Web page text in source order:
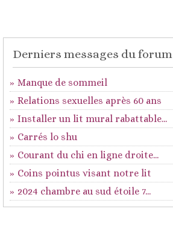
Derniers messages du forum
Manque de sommeil
Relations sexuelles après 60 ans
Installer un lit mural rabattable...
Carrés lo shu
Courant du chi en ligne droite...
Coins pointus visant notre lit
2024 chambre au sud étoile 7...